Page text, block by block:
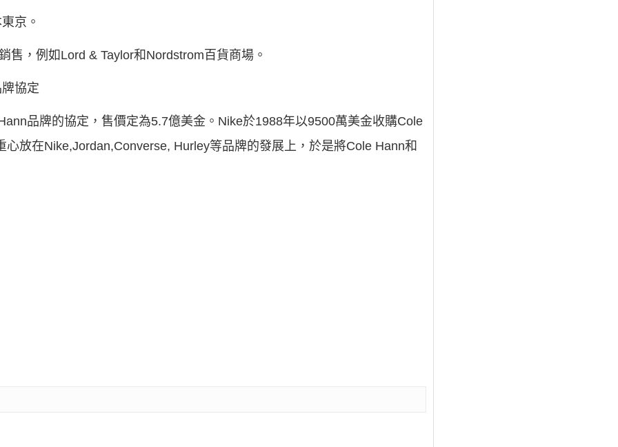
京。
售，例如Lord & Taylor和Nordstrom百貨商場。
協定
品牌的協定，售價定為5.7億美金。Nike於1988年以9500萬美金收購Cole
放在Nike,Jordan,Converse, Hurley等品牌的發展上，於是將Cole Hann和